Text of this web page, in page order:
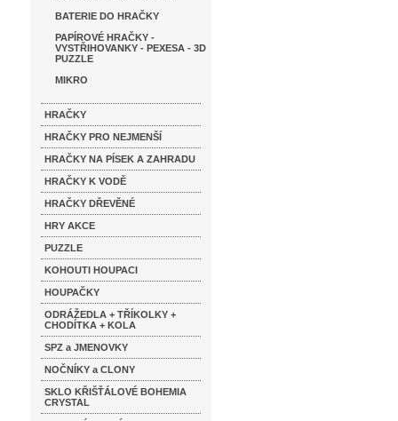
BATERIE DO HRAČKY
PAPÍROVÉ HRAČKY -
VYSTŘIHOVANKY - PEXESA - 3D
PUZZLE
MIKRO
HRAČKY
HRAČKY PRO NEJMENŠÍ
HRAČKY NA PÍSEK A ZAHRADU
HRAČKY K VODĚ
HRAČKY DŘEVĚNÉ
HRY AKCE
PUZZLE
KOHOUTI HOUPACI
HOUPAČKY
ODRÁŽEDLA + TŘÍKOLKY +
CHODÍTKA + KOLA
SPZ a JMENOVKY
NOČNÍKY a CLONY
SKLO KŘIŠŤÁLOVÉ BOHEMIA
CRYSTAL